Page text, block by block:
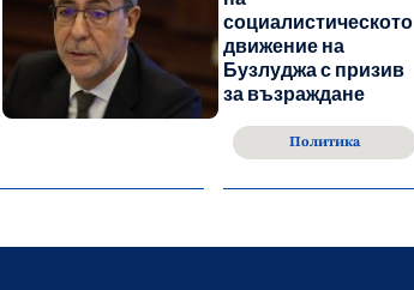
социалистическото
движение на
Бузлуджа с призив
за възраждане
Политика